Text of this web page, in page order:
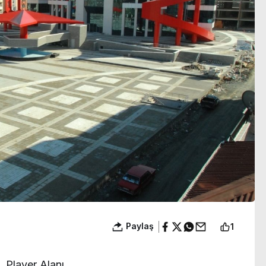
Paylaş 1
gözaltına alındı